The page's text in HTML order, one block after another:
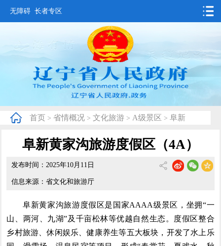
无障碍 长者专区
要闻动态
政务公开
互动交流
数据发布
省情概况
首页 > 省情概况 > 文化旅游 > A级景区 > 阜新
阜新黄家沟旅游度假区（4A）
发布时间：2025年10月11日
信息来源：省文化和旅游厅
阜新黄家沟旅游度假区是国家AAAA级景区，坐拥“一
山、两河、九湖”及千亩松林等优越自然生态。度假区整合
乡村旅游、休闲娱乐、健康养生等五大板块，开发了水上乐